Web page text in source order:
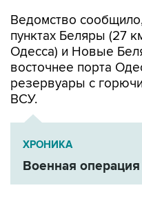
Ведомство
пунктах Беляры (27
Одесса) и Новые
восточнее порта
резервуары с
ВСУ.
ХРОНИКА
Военная